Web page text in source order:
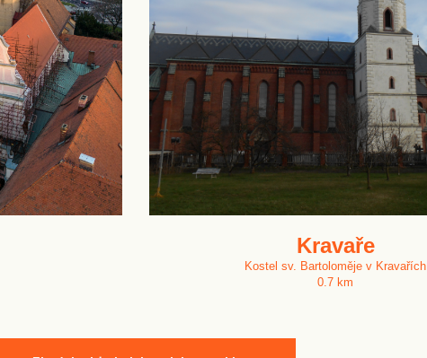
Kravaře
Kostel sv. Bartoloměje v Kravařích
0.7 km